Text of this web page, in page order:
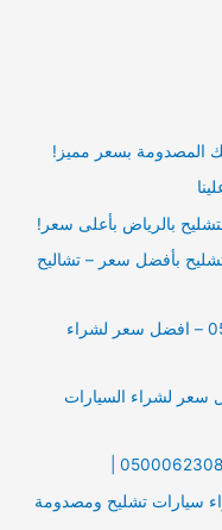
بالرياض بأعلى سعر!
بأفضل سعر – تشاليح
شراء سيارات تشليح بالدمام 0500062308 – افضل سعر لشراء
0500062308 – افضل سعر لشراء السيارات